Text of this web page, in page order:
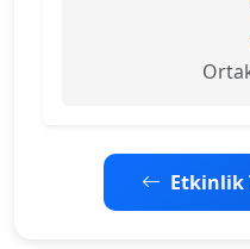
Etkinlik